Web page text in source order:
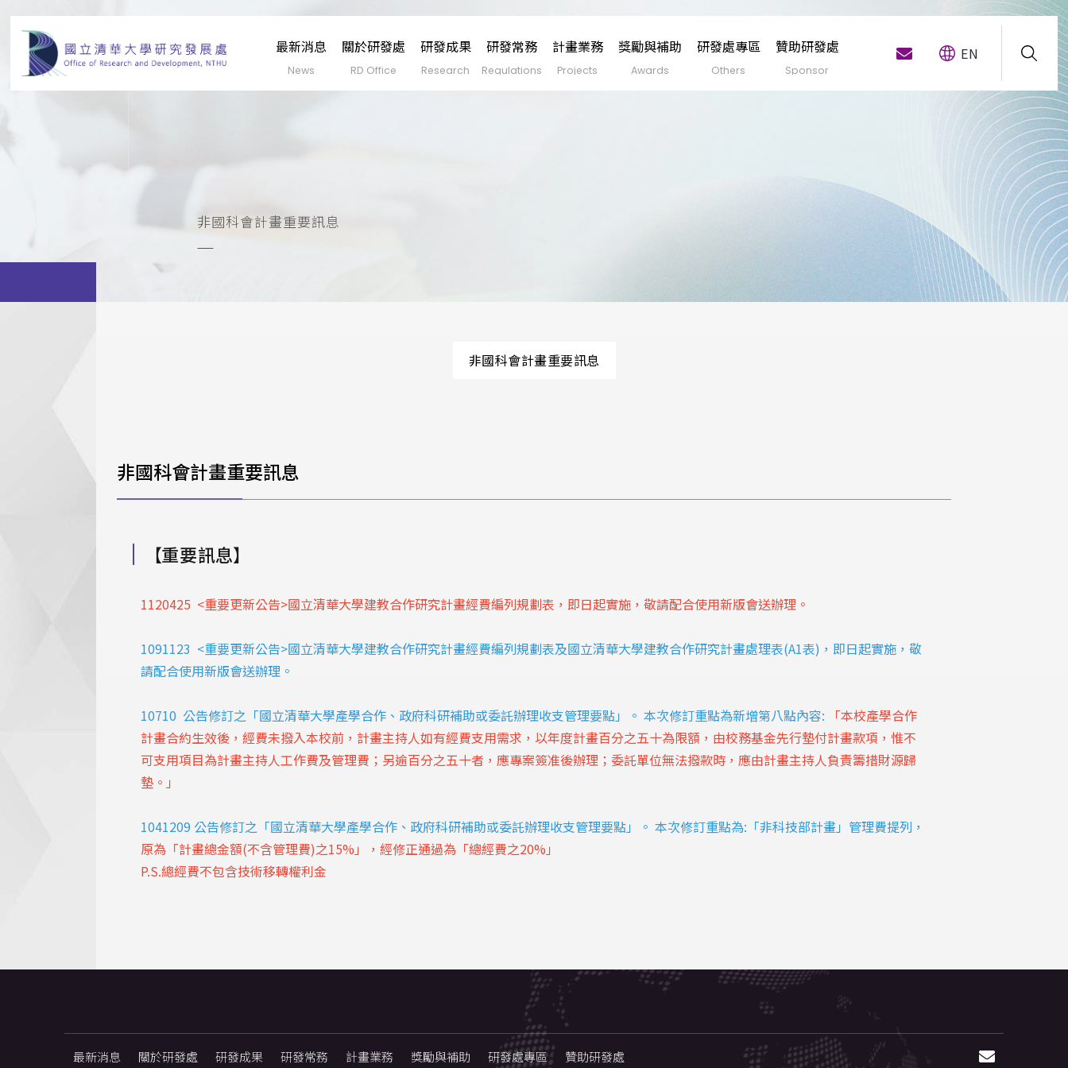
最新消息 關於研發處 研發成果 研發常務 計畫業務 獎勵與補助 研發處專區 贊助研發處 EN
非國科會計畫重要訊息
非國科會計畫重要訊息
非國科會計畫重要訊息
【重要訊息】
1120425 <重要更新公告>國立清華大學建教合作研究計畫經費編列規劃表，即日起實施，敬請配合使用新版會送辦理。
1091123 <重要更新公告>國立清華大學建教合作研究計畫經費編列規劃表及國立清華大學建教合作研究計畫處理表(A1表)，即日起實施，敬
請配合使用新版會送辦理。
10710 公告修訂之 「國立清華大學產學合作、政府科研補助或委託辦理收支管理要點」 。 本次修訂重點為新增第八點內容:
「本校產學合作
計畫合約生效後，經費未撥入本校前，計畫主持人如有經費支用需求，以年度計畫百分之五十為限額，由校務基金先行墊付計畫款項，惟不
可支用項目為計畫主持人工作費及管理費；另逾百分之五十者，應專案簽准後辦理；委託單位無法撥款時，應由計畫主持人負責籌措財源歸
墊。」
1041209 公告修訂之「國立清華大學產學合作、政府科研補助或委託辦理收支管理要點」
。 本次修訂重點為:「非科技部計畫」管理費提列，
原為「計畫總金額(不含管理費)之15%」，經修正通過為「總經費之20%」
P.S.總經費不包含技術移轉權利金
最新消息 關於研發處 研發成果 研發常務 計畫業務 獎勵與補助 研發處專區 贊助研發處